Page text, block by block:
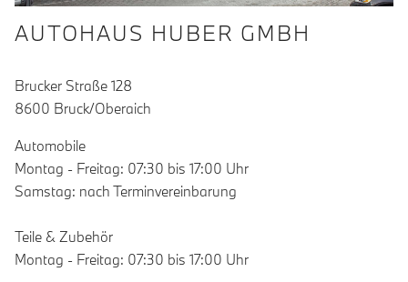
AUTOHAUS HUBER GMBH
Brucker Straße 128
8600 Bruck/Oberaich
Automobile
Montag - Freitag: 07:30 bis 17:00 Uhr
Samstag: nach Terminvereinbarung
Teile & Zubehör
Montag - Freitag: 07:30 bis 17:00 Uhr